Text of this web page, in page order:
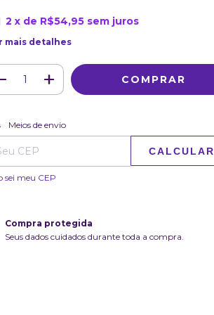
2 x de R$54,95 sem juros
mais detalhes
para o CEP:
Meios de envio
CALCULAR
sei meu CEP
Compra protegida
Seus dados cuidados durante toda a compra.